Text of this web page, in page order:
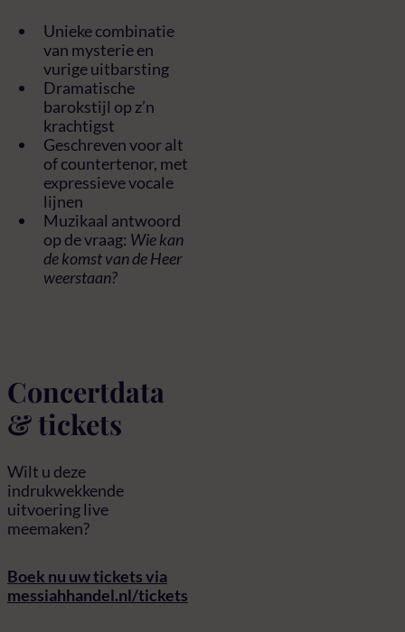
Unieke combinatie
van mysterie en
vurige uitbarsting
Dramatische
barokstijl op z’n
krachtigst
Geschreven voor alt
of countertenor, met
expressieve vocale
lijnen
Muzikaal antwoord
op de vraag: Wie kan
de komst van de Heer
weerstaan?
Concertdata
& tickets
Wilt u deze
indrukwekkende
uitvoering live
meemaken?
Boek nu uw tickets via
messiahhandel.nl/tickets